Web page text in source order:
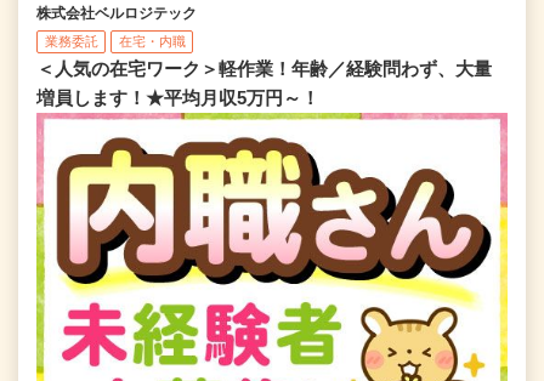
株式会社ベルロジテック
業務委託 在宅・内職
＜人気の在宅ワーク＞軽作業！年齢／経験問わず、大量
増員します！★平均月収5万円～！